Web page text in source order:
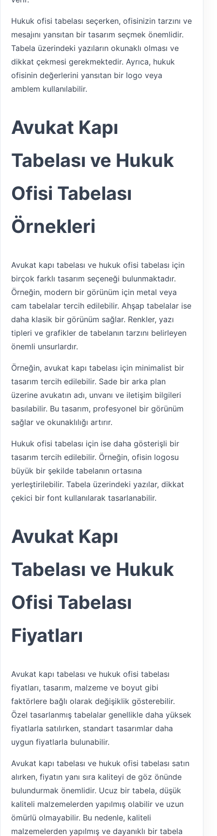
Hukuk ofisi tabelası seçerken, ofisinizin tarzını ve
mesajını yansıtan bir tasarım seçmek önemlidir.
Tabela üzerindeki yazıların okunaklı olması ve
dikkat çekmesi gerekmektedir. Ayrıca, hukuk
ofisinin değerlerini yansıtan bir logo veya
amblem kullanılabilir.
Avukat Kapı
Tabelası ve Hukuk
Ofisi Tabelası
Örnekleri
Avukat kapı tabelası ve hukuk ofisi tabelası için
birçok farklı tasarım seçeneği bulunmaktadır.
Örneğin, modern bir görünüm için metal veya
cam tabelalar tercih edilebilir. Ahşap tabelalar ise
daha klasik bir görünüm sağlar. Renkler, yazı
tipleri ve grafikler de tabelanın tarzını belirleyen
önemli unsurlardır.
Örneğin, avukat kapı tabelası için minimalist bir
tasarım tercih edilebilir. Sade bir arka plan
üzerine avukatın adı, unvanı ve iletişim bilgileri
basılabilir. Bu tasarım, profesyonel bir görünüm
sağlar ve okunaklılığı artırır.
Hukuk ofisi tabelası için ise daha gösterişli bir
tasarım tercih edilebilir. Örneğin, ofisin logosu
büyük bir şekilde tabelanın ortasına
yerleştirilebilir. Tabela üzerindeki yazılar, dikkat
çekici bir font kullanılarak tasarlanabilir.
Avukat Kapı
Tabelası ve Hukuk
Ofisi Tabelası
Fiyatları
Avukat kapı tabelası ve hukuk ofisi tabelası
fiyatları, tasarım, malzeme ve boyut gibi
faktörlere bağlı olarak değişiklik gösterebilir.
Özel tasarlanmış tabelalar genellikle daha yüksek
fiyatlarla satılırken, standart tasarımlar daha
uygun fiyatlarla bulunabilir.
Avukat kapı tabelası ve hukuk ofisi tabelası satın
alırken, fiyatın yanı sıra kaliteyi de göz önünde
bulundurmak önemlidir. Ucuz bir tabela, düşük
kaliteli malzemelerden yapılmış olabilir ve uzun
ömürlü olmayabilir. Bu nedenle, kaliteli
malzemelerden yapılmış ve dayanıklı bir tabela